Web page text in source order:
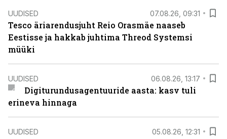
UUDISED 07.08.26, 09:31
Tesco äriarendusjuht Reio Orasmäe naaseb
Eestisse ja hakkab juhtima Threod Systemsi
müüki
UUDISED 06.08.26, 13:17
Digiturundusagentuuride aasta: kasv tuli
erineva hinnaga
UUDISED 05.08.26, 12:31